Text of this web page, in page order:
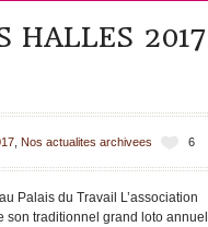
HALLES 2017
6
, Nos actualites archivees
Palais du Travail L’association
son traditionnel grand loto annuel